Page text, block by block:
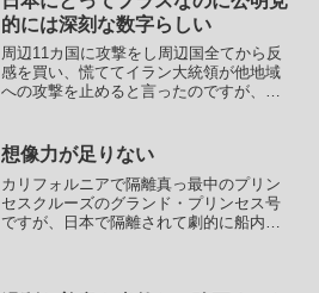
的には深刻な数字らしい
周辺11カ国に攻撃をし周辺国全てから反
感を買い、慌ててイラン大統領が他地域
への攻撃を止めると言ったのですが、イ
ントへドローン攻撃が行われています。
イランに於いては宗教指...
想像力が足りない
カリフォルニアで隔離真っ最中のプリン
セスクルーズのグランド・プリンセス号
ですが、日本で隔離されて劇的に船内の